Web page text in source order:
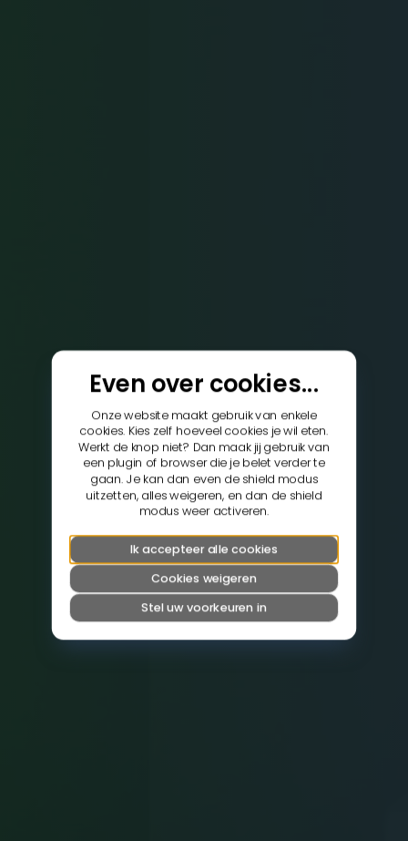
Even over cookies...
Onze website maakt gebruik van enkele
cookies. Kies zelf hoeveel cookies je wil eten.
Werkt de knop niet? Dan maak jij gebruik van
een plugin of browser die je belet verder te
gaan. Je kan dan even de shield modus
uitzetten, alles weigeren, en dan de shield
modus weer activeren.
Ik accepteer alle cookies
Cookies weigeren
Stel uw voorkeuren in